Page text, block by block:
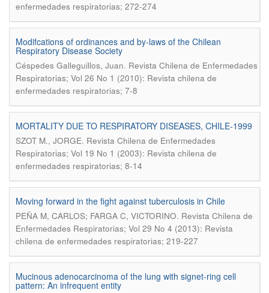
enfermedades respiratorias; 272-274
Modifcations of ordinances and by-laws of the Chilean
Respiratory Disease Society
Céspedes Galleguillos, Juan. Revista Chilena de Enfermedades
Respiratorias; Vol 26 No 1 (2010): Revista chilena de
enfermedades respiratorias; 7-8
MORTALITY DUE TO RESPIRATORY DISEASES, CHILE-1999
SZOT M., JORGE. Revista Chilena de Enfermedades
Respiratorias; Vol 19 No 1 (2003): Revista chilena de
enfermedades respiratorias; 8-14
Moving forward in the fight against tuberculosis in Chile
PEÑA M, CARLOS; FARGA C, VICTORINO. Revista Chilena de
Enfermedades Respiratorias; Vol 29 No 4 (2013): Revista
chilena de enfermedades respiratorias; 219-227
Mucinous adenocarcinoma of the lung with signet-ring cell
pattern: An infrequent entity